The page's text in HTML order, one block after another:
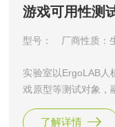
游戏可用性测
型号： 厂商性质：
实验室以ErgoLAB人
戏原型等测试对象，
眼动、脑电、脑成像
了解详情